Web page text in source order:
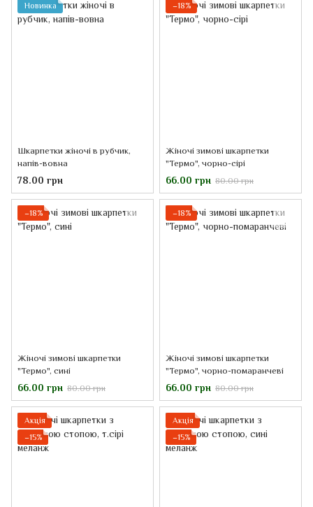
Новинка
Шкарпетки жіночі в рубчик,
напів-вовна
78.00 грн
−18%
Жіночі зимові шкарпетки
"Термо", чорно-сірі
66.00 грн 80.00 грн
−18%
Жіночі зимові шкарпетки
"Термо", сині
66.00 грн 80.00 грн
−18%
Жіночі зимові шкарпетки
"Термо", чорно-помаранчеві
66.00 грн 80.00 грн
Акція
−15%
Акція
−15%